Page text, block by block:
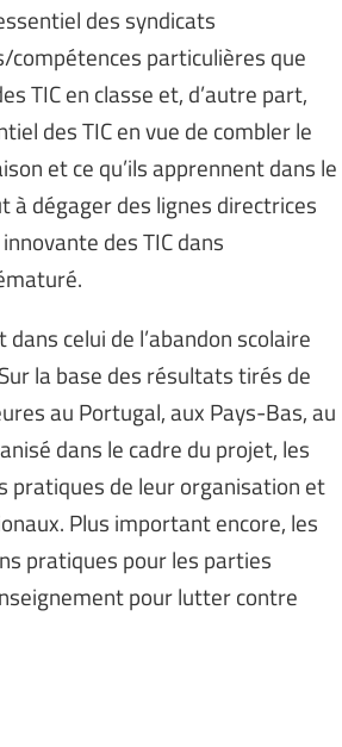
des syndicats
compétences particulières que
TIC en classe et, d’autre part,
des TIC en vue de combler le
et ce qu’ils apprennent dans le
à dégager des lignes directrices
des TIC dans
celui de l’abandon scolaire
la base des résultats tirés de
au Portugal, aux Pays-Bas, au
dans le cadre du projet, les
pratiques de leur organisation et
Plus important encore, les
pratiques pour les parties
pour lutter contre